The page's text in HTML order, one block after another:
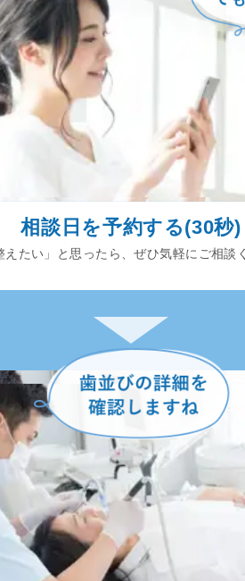
相談日を予約する(30秒)
えたい」と思ったら、ぜひ気軽にご相談